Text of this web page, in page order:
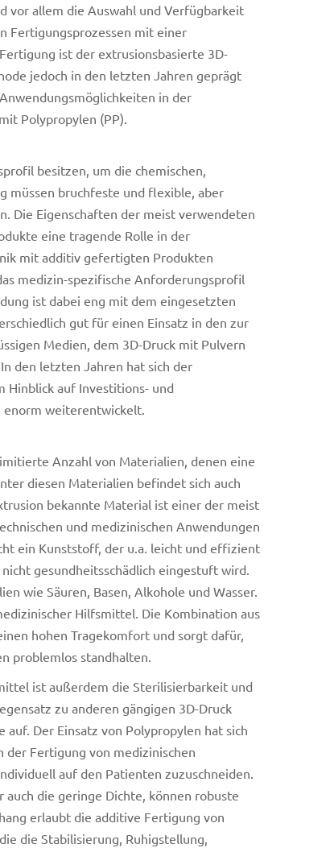
vor allem die Auswahl und Verfügbarkeit
Fertigungsprozessen mit einer
ist der extrusionsbasierte 3D-
jedoch in den letzten Jahren geprägt
in der
Polypropylen (PP).
besitzen, um die chemischen,
müssen bruchfeste und flexible, aber
Die Eigenschaften der meist verwendeten
eine tragende Rolle in der
mit additiv gefertigten Produkten
medizin-spezifische Anforderungsprofil
ist dabei eng mit dem eingesetzten
gut für einen Einsatz in den zur
Medien, dem 3D-Druck mit Pulvern
den letzten Jahren hat sich der
Hinblick auf Investitions- und
enorm weiterentwickelt.
Anzahl von Materialien, denen eine
diesen Materialien befindet sich auch
bekannte Material ist einer der meist
und medizinischen Anwendungen
ein Kunststoff, der u.a. leicht und effizient
gesundheitsschädlich eingestuft wird.
wie Säuren, Basen, Alkohole und Wasser.
Hilfsmittel. Die Kombination aus
hohen Tragekomfort und sorgt dafür,
problemlos standhalten.
ist außerdem die Sterilisierbarkeit und
zu anderen gängigen 3D-Druck
Der Einsatz von Polypropylen hat sich
der Fertigung von medizinischen
auf den Patienten zuzuschneiden.
die geringe Dichte, können robuste
erlaubt die additive Fertigung von
die Stabilisierung, Ruhigstellung,